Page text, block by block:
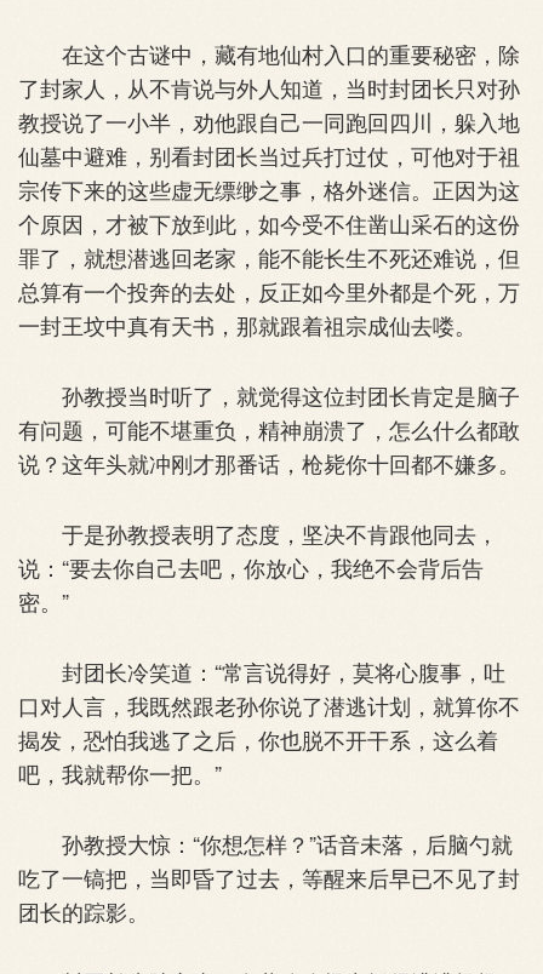
在这个古谜中，藏有地仙村入口的重要秘密，除
了封家人，从不肯说与外人知道，当时封团长只对孙
教授说了一小半，劝他跟自己一同跑回四川，躲入地
仙墓中避难，别看封团长当过兵打过仗，可他对于祖
宗传下来的这些虚无缥缈之事，格外迷信。正因为这
个原因，才被下放到此，如今受不住凿山采石的这份
罪了，就想潜逃回老家，能不能长生不死还难说，但
总算有一个投奔的去处，反正如今里外都是个死，万
一封王坟中真有天书，那就跟着祖宗成仙去喽。
孙教授当时听了，就觉得这位封团长肯定是脑子
有问题，可能不堪重负，精神崩溃了，怎么什么都敢
说？这年头就冲刚才那番话，枪毙你十回都不嫌多。
于是孙教授表明了态度，坚决不肯跟他同去，
说：“要去你自己去吧，你放心，我绝不会背后告
密。”
封团长冷笑道：“常言说得好，莫将心腹事，吐
口对人言，我既然跟老孙你说了潜逃计划，就算你不
揭发，恐怕我逃了之后，你也脱不开干系，这么着
吧，我就帮你一把。”
孙教授大惊：“你想怎样？”话音未落，后脑勺就
吃了一镐把，当即昏了过去，等醒来后早已不见了封
团长的踪影。